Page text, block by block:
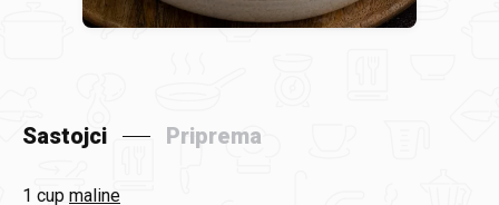
Sastojci Priprema
1 cup maline